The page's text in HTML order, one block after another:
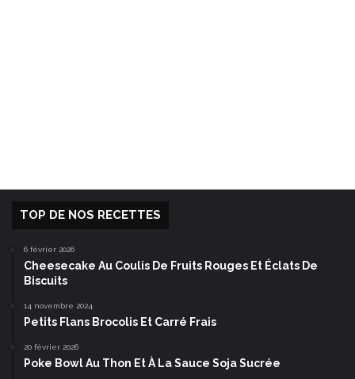
TOP DE NOS RECETTES
6 février 2026
Cheesecake Au Coulis De Fruits Rouges Et Éclats De
Biscuits
14 novembre 2024
Petits Flans Brocolis Et Carré Frais
20 février 2026
Poke Bowl Au Thon Et À La Sauce Soja Sucrée